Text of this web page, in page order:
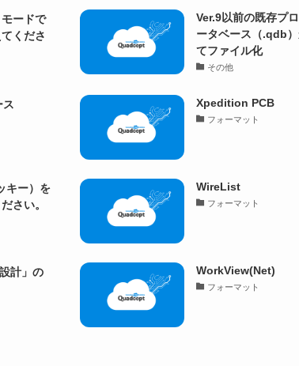
ードで
くださ
キー）を
さい。
計」の
Ver.9以前の既存プ
ータベース（.qdb
てファイル化
その他
Xpedition PCB
フォーマット
WireList
フォーマット
WorkView(Net)
フォーマット